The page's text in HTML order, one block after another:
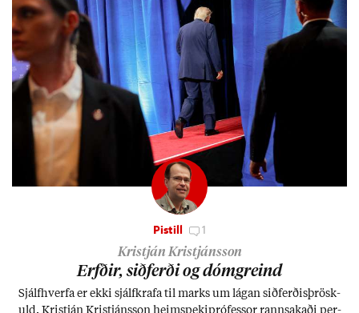
Pistill 1
Kristján Kristjánsson
Erfð­ir, sið­ferði og dómgreind
Sjálf­hverfa er ekki sjálf­krafa til marks um lág­an sið­ferð­is­þrösk­